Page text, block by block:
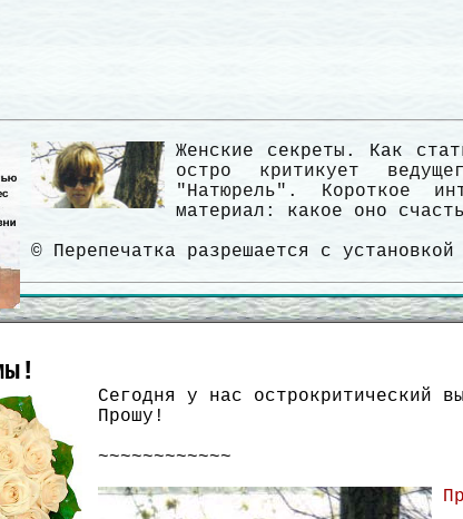
Женские секреты. Как
остро критикует
"Натюрель". Короткое
материал: какое оно
© Перепечатка разрешается с
Сегодня у нас острокритический
Прошу!
~~~~~~~~~~~~